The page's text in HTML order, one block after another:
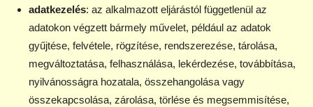
adatkezelés: az alkalmazott eljárástól függetlenül az
adatokon végzett bármely művelet, például az adatok
gyűjtése, felvétele, rögzítése, rendszerezése, tárolása,
megváltoztatása, felhasználása, lekérdezése, továbbítása,
nyilvánosságra hozatala, összehangolása vagy
összekapcsolása, zárolása, törlése és megsemmisítése,